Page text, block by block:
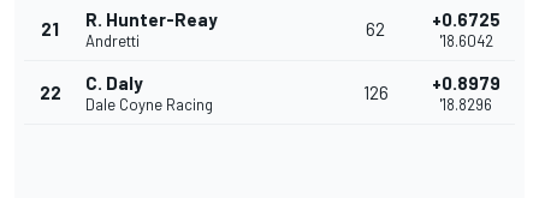
21 R. Hunter-Reay
Andretti
62 +0.6725
'18.6042
22 C. Daly
Dale Coyne Racing
126 +0.8979
'18.8296